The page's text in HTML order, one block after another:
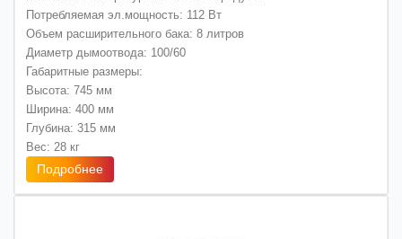
Потребляемая эл.мощность: 112 Вт
Объем расширительного бака: 8 литров
Диаметр дымоотвода: 100/60
Габаритные размеры:
Высота: 745 мм
Ширина: 400 мм
Глубина: 315 мм
Вес: 28 кг
Подробнее